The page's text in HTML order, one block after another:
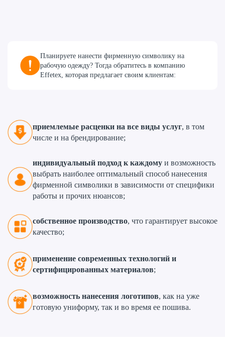
Планируете нанести фирменную символику на
рабочую одежду? Тогда обратитесь в компанию
Effetex, которая предлагает своим клиентам:
приемлемые расценки на все виды услуг, в том
числе и на брендирование;
индивидуальный подход к каждому и возможность
выбрать наиболее оптимальный способ нанесения
фирменной символики в зависимости от специфики
работы и прочих нюансов;
собственное производство, что гарантирует высокое
качество;
применение современных технологий и
сертифицированных материалов;
возможность нанесения логотипов, как на уже
готовую униформу, так и во время ее пошива.